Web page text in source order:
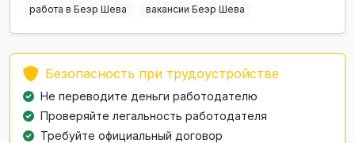
работа в Беэр Шева
вакансии Беэр Шева
Безопасность при трудоустройстве
Не переводите деньги работодателю
Проверяйте легальность работодателя
Требуйте официальный договор